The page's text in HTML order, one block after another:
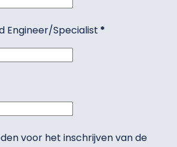
Engineer/Specialist *
voor het inschrijven van de